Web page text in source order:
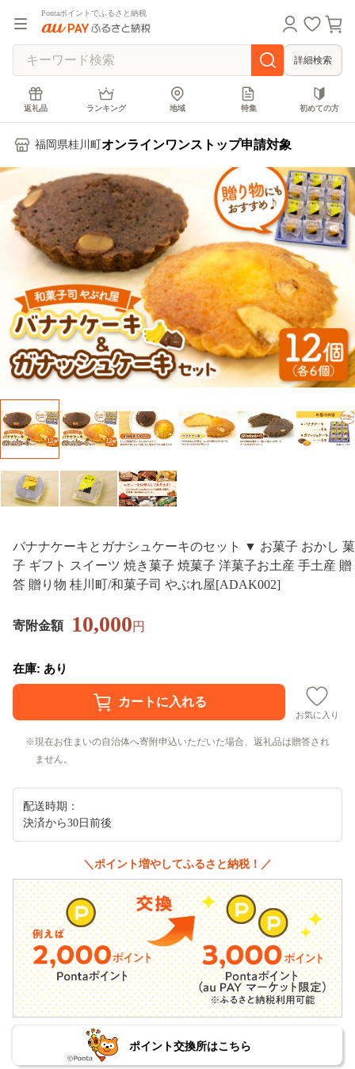
Pontaポイントでふるさと納税
詳細検索
返礼品 ランキング 地域 特集 初めての方
福岡県桂川町 オンラインワンストップ申請対象
バナナケーキとガナシュケーキのセット ▼ お菓子 おかし 菓
子 ギフト スイーツ 焼き菓子 焼菓子 洋菓子お土産 手土産 贈
答 贈り物 桂川町/和菓子司 やぶれ屋[ADAK002]
寄附金額 10,000円
在庫: あり
お気に入り
現在お住まいの自治体へ寄附申込いただいた場合、返礼品は贈答され
ません。
配送時期：
決済から30日前後
＼ポイント増やしてふるさと納税！／
ポイント交換所はこちら